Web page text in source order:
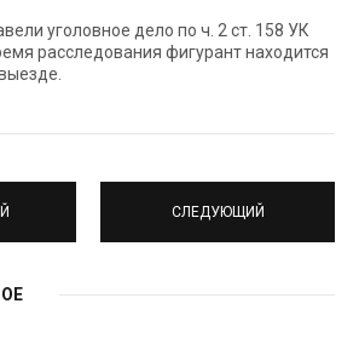
уголовное дело по ч. 2 ст. 158 УК
расследования фигурант находится
СЛЕДУЮЩИЙ